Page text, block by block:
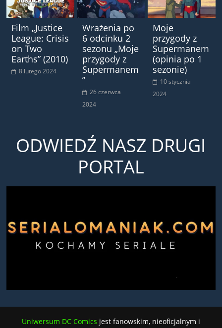
Film „Justice
League: Crisis
on Two
Earths” (2010)
8 lutego 2024
Wrażenia po
6 odcinku 2
sezonu „Moje
przygody z
Supermanem
”
26 czerwca
2024
Moje
przygody z
Supermanem
(opinia po 1
sezonie)
10 stycznia
2024
ODWIEDŹ NASZ DRUGI
PORTAL
Uniwersum DC Comics jest fanowskim, nieoficjalnym i